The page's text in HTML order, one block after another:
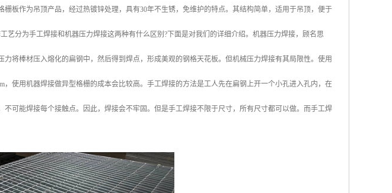
板作为吊顶产品，经过热镀锌处理，具有30年不生锈，免维护的特点。其结构简单，适用于吊顶，便于
艺分为手工焊接和机器压力焊接这两种有什么区别?下面是对我们的详细介绍。机器压力焊接，顾名思
将棒材压入熔化的扁钢中，然后得到焊点，形成美观的钢格天花板。但机械压力焊接有其局限性。使用
，使用机器焊接做异型格栅的成本会比较高。手工焊接的方法是工人先在扁钢上开一个小孔进入孔内，在
可能焊接每个接触点。因此，焊接会不牢固。但是手工焊接不限于尺寸，所有尺寸都可以做。而手工焊